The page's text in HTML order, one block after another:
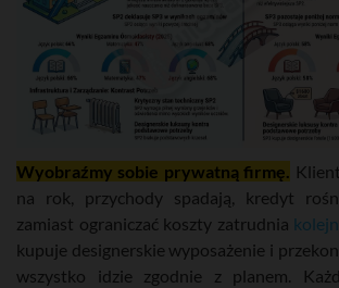
Wyobraźmy sobie prywatną firmę.
na rok, przychody spadają, kredyt
zamiast ograniczać koszty zatrudnia
kupuje designerskie wyposażenie i
wszystko idzie zgodnie z planem.